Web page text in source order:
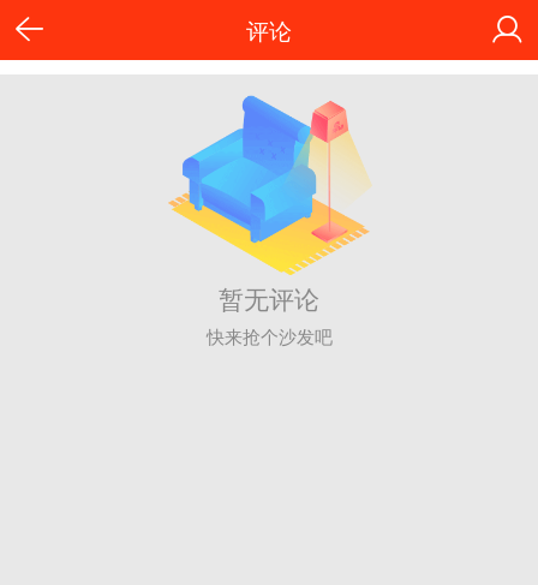
评论
暂无评论
快来抢个沙发吧